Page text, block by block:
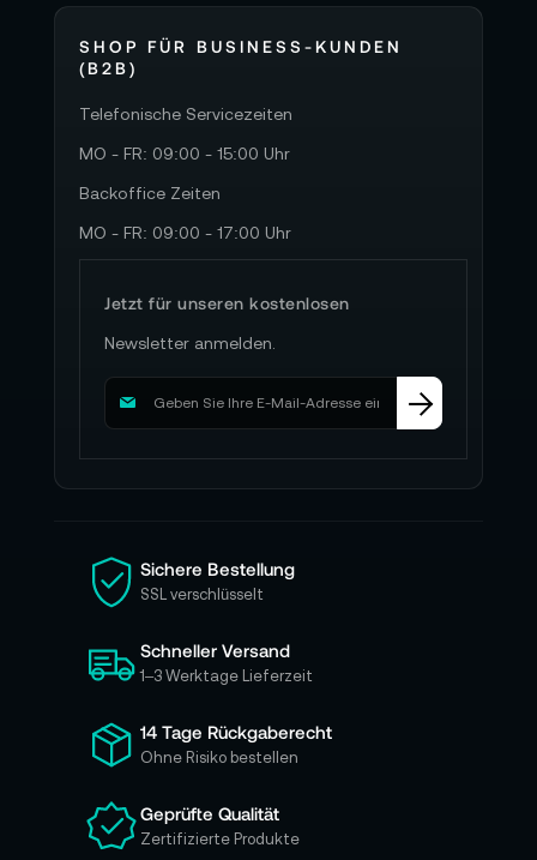
SHOP FÜR BUSINESS-KUNDEN
(B2B)
Telefonische Servicezeiten
MO - FR: 09:00 - 15:00 Uhr
Backoffice Zeiten
MO - FR: 09:00 - 17:00 Uhr
Jetzt für unseren kostenlosen
Newsletter anmelden.
M
d
i
e
s
c
h
ü
r
u
e
Sichere Bestellung
SSL verschlüsselt
Schneller Versand
1–3 Werktage Lieferzeit
14 Tage Rückgaberecht
Ohne Risiko bestellen
Geprüfte Qualität
Zertifizierte Produkte